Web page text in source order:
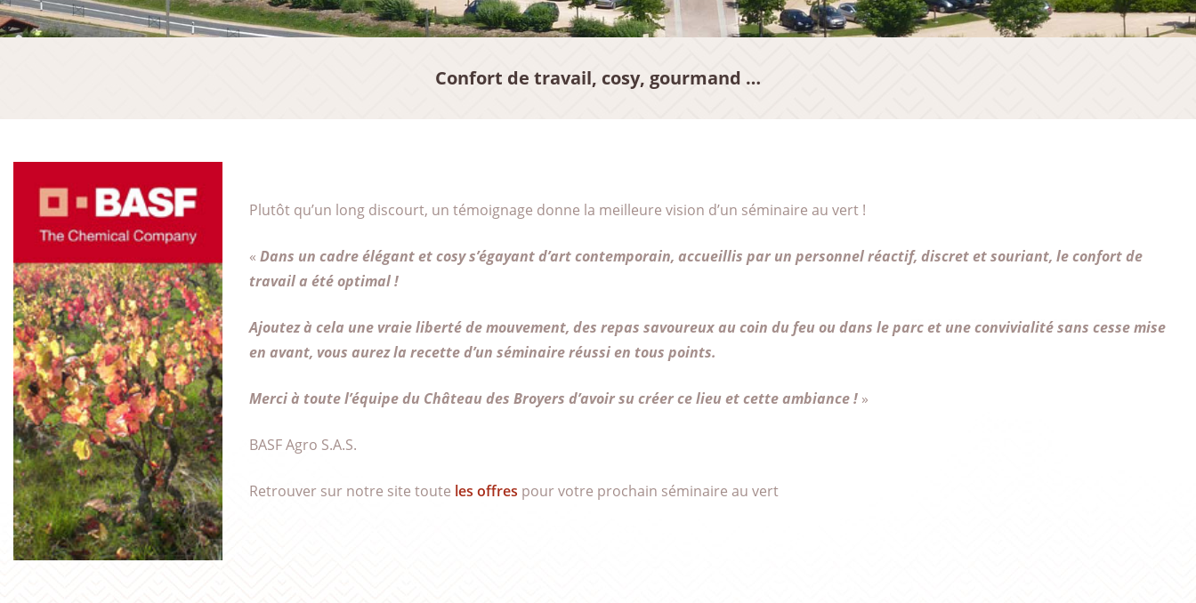
Confort de travail, cosy, gourmand …
Plutôt qu’un long discourt, un témoignage donne la meilleure vision d’un séminaire au vert !
« Dans un cadre élégant et cosy s’égayant d’art contemporain, accueillis par un personnel réactif, discret et souriant, le confort de
travail a été optimal !
Ajoutez à cela une vraie liberté de mouvement, des repas savoureux au coin du feu ou dans le parc et une convivialité sans cesse mise
en avant, vous aurez la recette d’un séminaire réussi en tous points.
Merci à toute l’équipe du Château des Broyers d’avoir su créer ce lieu et cette ambiance !»
BASF Agro S.A.S.
Retrouver sur notre site toute les offres pour votre prochain séminaire au vert